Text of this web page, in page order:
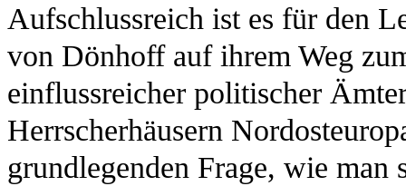
Aufschlussreich ist es für den
von Dönhoff auf ihrem Weg
einflussreicher politischer
Herrscherhäusern
grundlegenden Frage, wie